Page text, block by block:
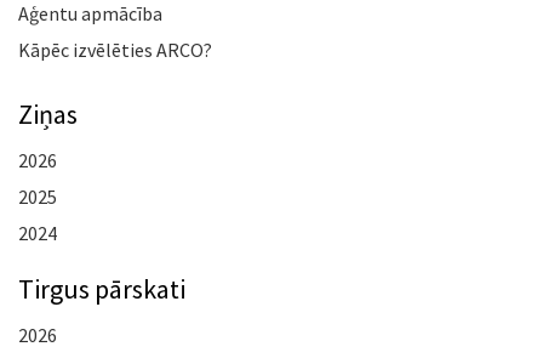
Aģentu apmācība
Kāpēc izvēlēties ARCO?
Ziņas
2026
2025
2024
Tirgus pārskati
2026